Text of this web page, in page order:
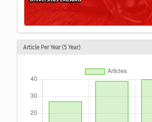
Article Per Year (5 Year)